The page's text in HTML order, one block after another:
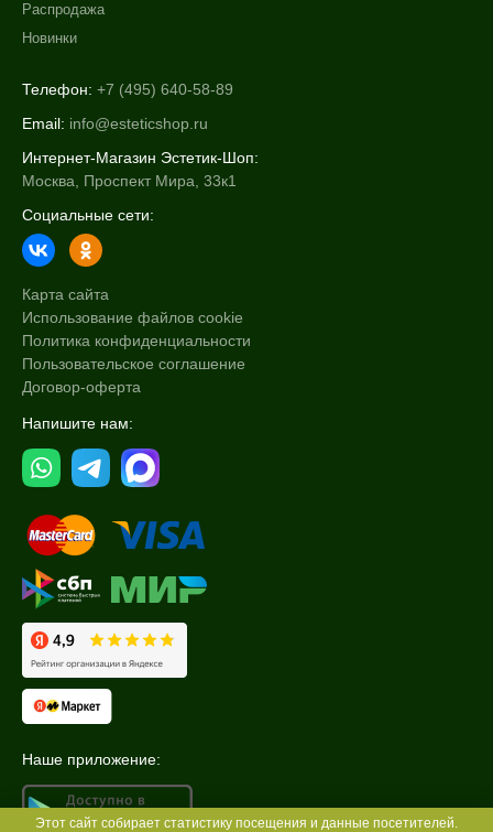
Ингредиенты
Алоэ
Витамин E
Распродажа
Новинки
Телефон: +7 (495) 640-58-89
Email: info@esteticshop.ru
Интернет-Магазин Эстетик-Шоп:
Москва, Проспект Мира, 33к1
Социальные сети:
Карта сайта
Использование файлов cookie
Политика конфиденциальности
Пользовательское соглашение
Договор-оферта
Напишите нам:
Наше приложение:
Этот сайт собирает статистику посещения и данные посетителей.